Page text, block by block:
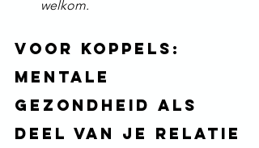
welkom.
Voor koppels:
mentale
gezondheid als
deel van je relatie